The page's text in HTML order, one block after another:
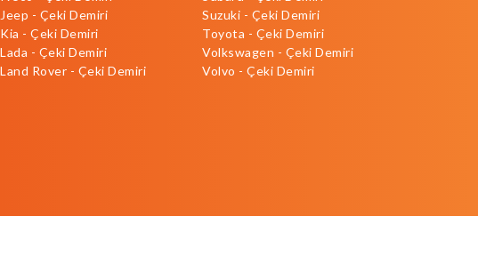
Jeep - Çeki Demiri
Kia - Çeki Demiri
Lada - Çeki Demiri
Land Rover - Çeki Demiri
Suzuki - Çeki Demiri
Toyota - Çeki Demiri
Volkswagen - Çeki Demiri
Volvo - Çeki Demiri